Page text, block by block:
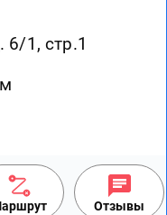
6/1, стр.1
Отзывы